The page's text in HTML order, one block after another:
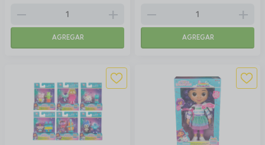
remove add
AGREGAR
remove add
AGREGAR